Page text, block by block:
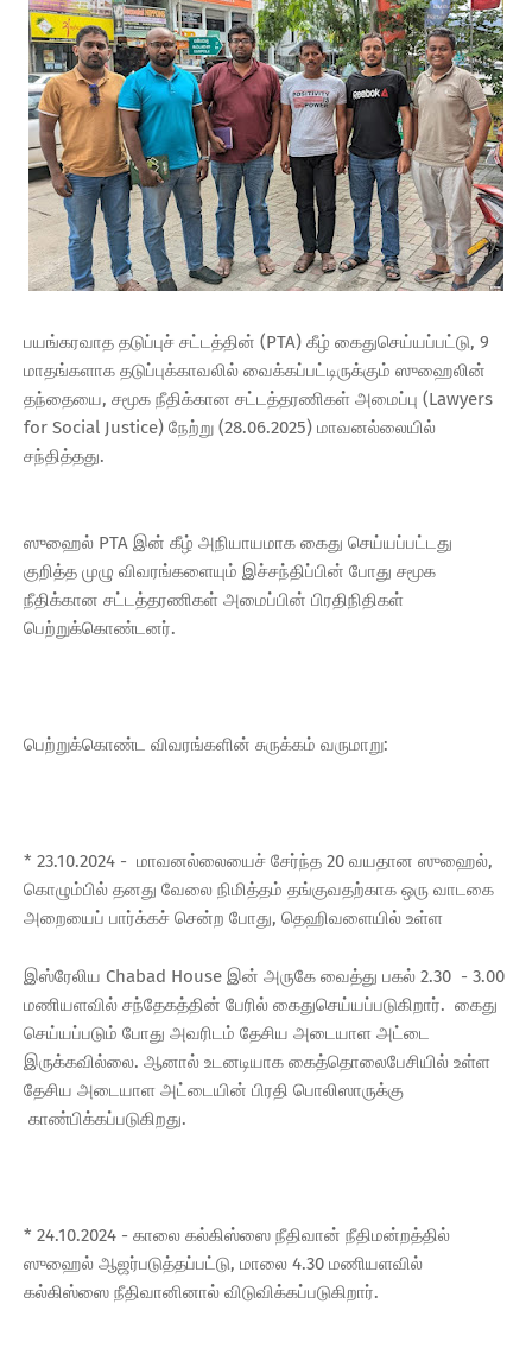
பயங்கரவாத தடுப்புச் சட்டத்தின் (PTA) கீழ் கைதுசெய்யப்பட்டு, 9
மாதங்களாக தடுப்புக்காவலில் வைக்கப்பட்டிருக்கும் ஸுஹைலின்
தந்தையை, சமூக நீதிக்கான சட்டத்தரணிகள் அமைப்பு (Lawyers
for Social Justice) நேற்று (28.06.2025) மாவனல்லையில்
சந்தித்தது.
ஸுஹைல் PTA இன் கீழ் அநியாயமாக கைது செய்யப்பட்டது
குறித்த முழு விவரங்களையும் இச்சந்திப்பின் போது சமூக
நீதிக்கான சட்டத்தரணிகள் அமைப்பின் பிரதிநிதிகள்
பெற்றுக்கொண்டனர்.
பெற்றுக்கொண்ட விவரங்களின் சுருக்கம் வருமாறு:
* 23.10.2024 - மாவனல்லையைச் சேர்ந்த 20 வயதான ஸுஹைல்,
கொழும்பில் தனது வேலை நிமித்தம் தங்குவதற்காக ஒரு வாடகை
அறையைப் பார்க்கச் சென்ற போது, தெஹிவளையில் உள்ள
இஸ்ரேலிய Chabad House இன் அருகே வைத்து பகல் 2.30 - 3.00
மணியளவில் சந்தேகத்தின் பேரில் கைதுசெய்யப்படுகிறார். கைது
செய்யப்படும் போது அவரிடம் தேசிய அடையாள அட்டை
இருக்கவில்லை. ஆனால் உடனடியாக கைத்தொலைபேசியில் உள்ள
தேசிய அடையாள அட்டையின் பிரதி பொலிஸாருக்கு
காண்பிக்கப்படுகிறது.
* 24.10.2024 - காலை கல்கிஸ்ஸை நீதிவான் நீதிமன்றத்தில்
ஸுஹைல் ஆஜர்படுத்தப்பட்டு, மாலை 4.30 மணியளவில்
கல்கிஸ்ஸை நீதிவானினால் விடுவிக்கப்படுகிறார்.